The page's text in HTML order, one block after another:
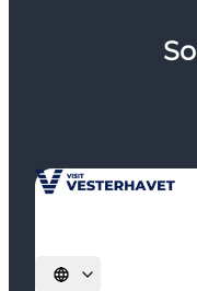
Sprache auswählen